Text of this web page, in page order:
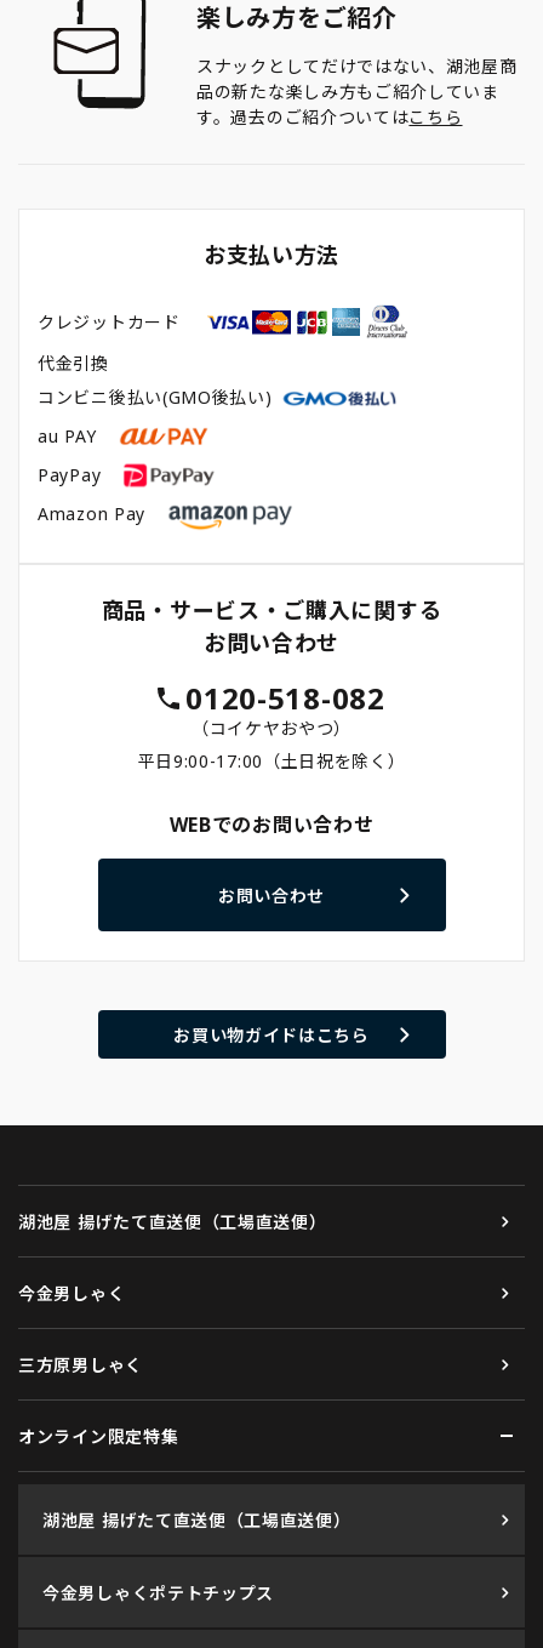
楽しみ方をご紹介
スナックとしてだけではない、湖池屋商
品の新たな楽しみ方もご紹介していま
す。過去のご紹介ついてはこちら
お支払い方法
クレジットカード
代金引換
コンビニ後払い(GMO後払い)
au PAY
PayPay
Amazon Pay
商品・サービス・ご購入に関する
お問い合わせ
0120-518-082
（コイケヤおやつ）
平日9:00-17:00（土日祝を除く）
WEBでのお問い合わせ
お問い合わせ
お買い物ガイドはこちら
湖池屋 揚げたて直送便（工場直送便）
今金男しゃく
三方原男しゃく
オンライン限定特集
湖池屋 揚げたて直送便（工場直送便）
今金男しゃくポテトチップス